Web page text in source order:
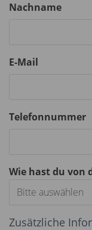
Nachname
E-Mail
Telefonnummer
Wie hast du von
Bitte auswählen
Zusätzliche